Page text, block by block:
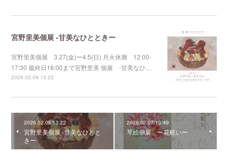
宮野里美個展 -甘美なひとときー
宮野里美個展 3.27(金)ー4.5(日) 月火休廊 12:00-
17:30 最終日16:00まで宮野里美 個展 -甘美なひ…
2026.02.09 13:22
2026.02.09 13:22
宮野里美個展 -甘美なひとと
きー
2026.02.07 10:49
琴絵個展 ー花粧いー